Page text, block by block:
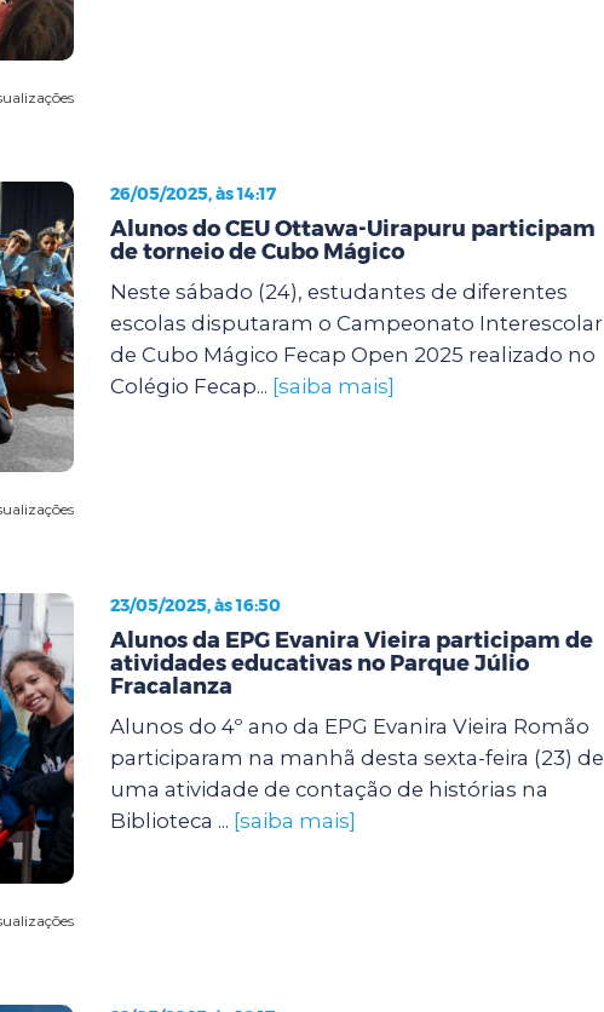
26/05/2025, às 14:17
Alunos do CEU Ottawa-Uirapuru participam
de torneio de Cubo Mágico
Neste sábado (24), estudantes de diferentes
escolas disputaram o Campeonato Interescolar
de Cubo Mágico Fecap Open 2025 realizado no
Colégio Fecap... [saiba mais]
23/05/2025, às 16:50
Alunos da EPG Evanira Vieira participam de
atividades educativas no Parque Júlio
Fracalanza
Alunos do 4º ano da EPG Evanira Vieira Romão
participaram na manhã desta sexta-feira (23) de
uma atividade de contação de histórias na
Biblioteca ... [saiba mais]